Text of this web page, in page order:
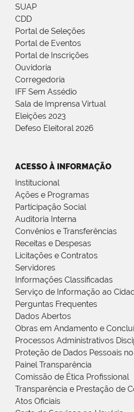
SUAP
CDD
Portal de Seleções
Portal de Eventos
Portal de Inscrições
Ouvidoria
Corregedoria
IFF Sem Assédio
Sala de Imprensa Virtual
Eleições 2023
Defeso Eleitoral 2026
ACESSO À INFORMAÇÃO
Institucional
Ações e Programas
Participação Social
Auditoria Interna
Convênios e Transferências
Receitas e Despesas
Licitações e Contratos
Servidores
Informações Classificadas
Serviço de Informação ao
Perguntas Frequentes
Dados Abertos
Obras em Andamento e
Processos Administrativos
Proteção de Dados Pessoais
Painel Transparência
Comissão de Ética Profissional
Transparência e Prestação de
Atos Oficiais